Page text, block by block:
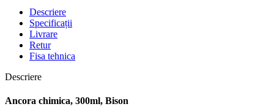
Descriere
Specificații
Livrare
Retur
Fisa tehnica
Descriere
Ancora chimica, 300ml, Bison